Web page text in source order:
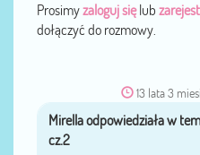
Prosimyzaloguj sięlub
dołączyć do rozmowy.
13 lata 3
przez